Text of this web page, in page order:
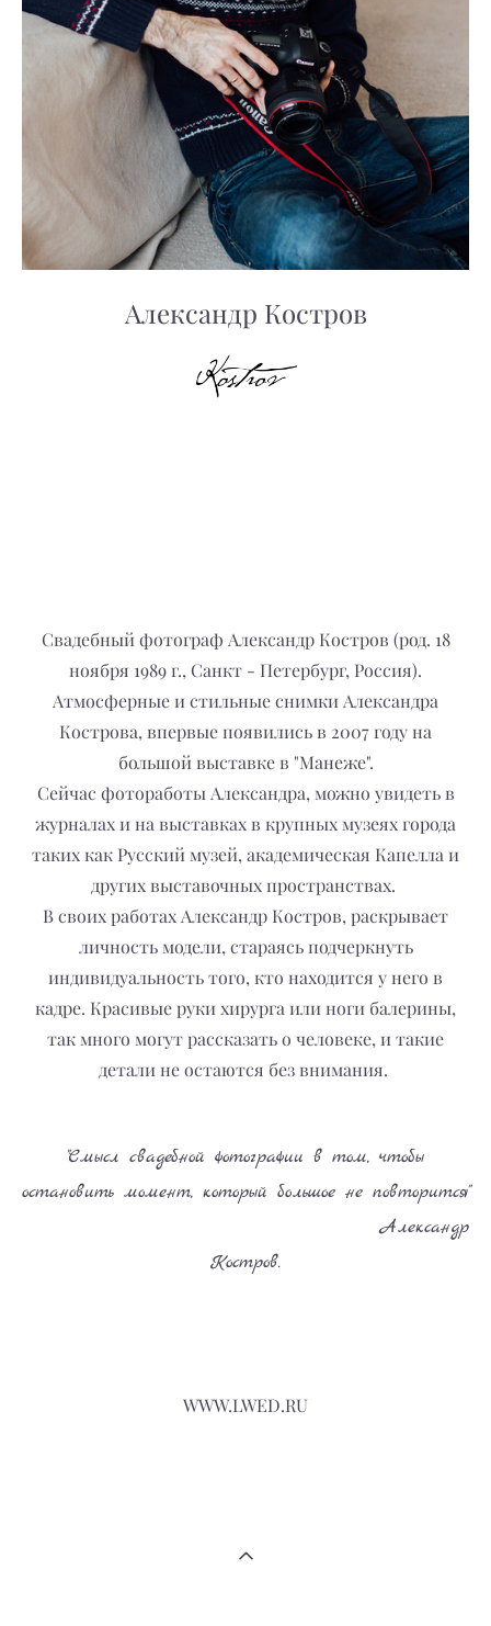
Александр Костров
Свадебный фотограф Александр Костров (род. 18
ноября 1989 г., Санкт - Петербург, Россия).
Атмосферные и стильные снимки Александра
Кострова, впервые появились в 2007 году на
большой выставке в "Манеже".
Сейчас фотоработы Александра, можно увидеть в
журналах и на выставках в крупных музеях города
таких как Русский музей, академическая Капелла и
других выставочных пространствах.
В своих работах Александр Костров, раскрывает
личность модели, стараясь подчеркнуть
индивидуальность того, кто находится у него в
кадре. Красивые руки хирурга или ноги балерины,
так много могут рассказать о человеке, и такие
детали не остаются без внимания.
"Смысл свадебной фотографии в том, чтобы
остановить момент, который большое не повторится"
Александр
Костров.
WWW.LWED.RU